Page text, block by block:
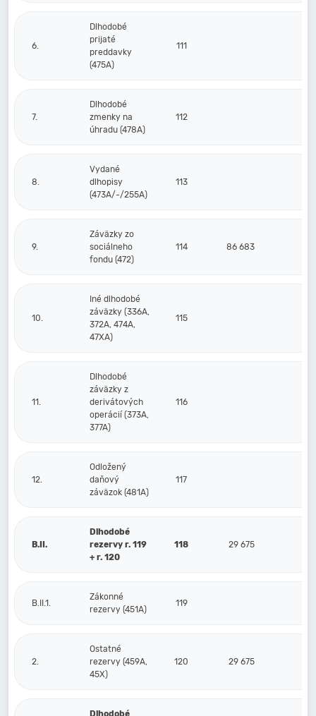
6.
Dlhodobé
prijaté
preddavky
(475A)
111
7.
Dlhodobé
zmenky na
úhradu (478A)
112
8.
Vydané
dlhopisy
(473A/-/255A)
113
9.
Záväzky zo
sociálneho
fondu (472)
114 86 683
10.
Iné dlhodobé
záväzky (336A,
372A, 474A,
47XA)
115
11.
Dlhodobé
záväzky z
derivátových
operácií (373A,
377A)
116
12.
Odložený
daňový
záväzok (481A)
117
B.II.
Dlhodobé
rezervy r. 119
+ r. 120
118 29 675
B.II.1.
Zákonné
rezervy (451A)
119
2.
Ostatné
rezervy (459A,
45X)
120 29 675
Dlhodobé